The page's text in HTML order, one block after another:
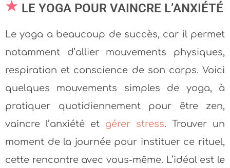
LE YOGA POUR VAINCRE L’ANXIÉTÉ
Le yoga a beaucoup de succès, car il permet
notamment d’allier mouvements physiques,
respiration et conscience de son corps. Voici
quelques mouvements simples de yoga, à
pratiquer quotidiennement pour être zen,
vaincre l’anxiété et gérer stress. Trouver un
moment de la journée pour instituer ce rituel,
cette rencontre avec vous-même. L’idéal est le